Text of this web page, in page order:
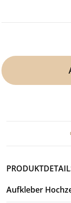
Aufkleber